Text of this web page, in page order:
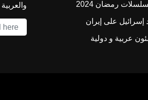
رمضان 2024
إسرائيل على إيران
عربية و دولية